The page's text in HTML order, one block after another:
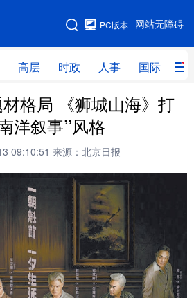
网站无障碍
PC版本
高层 时政 人事 国际 财
网站地图
层 时政 人事
经 网评
量子
健康
图片 政务
文件 金融 汽车
格局 《狮城山海》打
洋叙事”风格
09:10:51 来源：北京日报